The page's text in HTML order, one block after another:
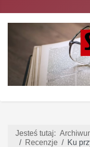
Jesteś tutaj:
Recenzje
Ku